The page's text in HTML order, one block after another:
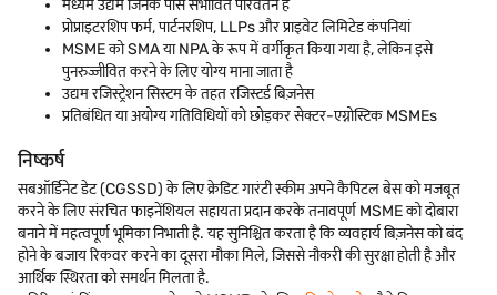
मध्यम उद्यम जिनके पास संभावित परिवर्तन है
प्रोप्राइटरशिप फर्म, पार्टनरशिप, LLPs और प्राइवेट लिमिटेड कंपनियां
MSME को SMA या NPA के रूप में वर्गीकृत किया गया है, लेकिन इसे
पुनरुज्जीवित करने के लिए योग्य माना जाता है
उद्यम रजिस्ट्रेशन सिस्टम के तहत रजिस्टर्ड बिज़नेस
प्रतिबंधित या अयोग्य गतिविधियों को छोड़कर सेक्टर-एग्नोस्टिक MSMEs
निष्कर्ष
सबऑर्डिनेट डेट (CGSSD) के लिए क्रेडिट गारंटी स्कीम अपने कैपिटल बेस को मजबूत
करने के लिए संरचित फाइनेंशियल सहायता प्रदान करके तनावपूर्ण MSME को दोबारा
बनाने में महत्वपूर्ण भूमिका निभाती है. यह सुनिश्चित करता है कि व्यवहार्य बिज़नेस को बंद
होने के बजाय रिकवर करने का दूसरा मौका मिले, जिससे नौकरी की सुरक्षा होती है और
आर्थिक स्थिरता को समर्थन मिलता है.